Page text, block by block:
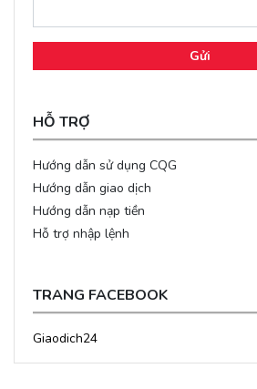
Gửi
HỖ TRỢ
Hướng dẫn sử dụng CQG
Hướng dẫn giao dịch
Hướng dẫn nạp tiền
Hỗ trợ nhập lệnh
TRANG FACEBOOK
Giaodich24